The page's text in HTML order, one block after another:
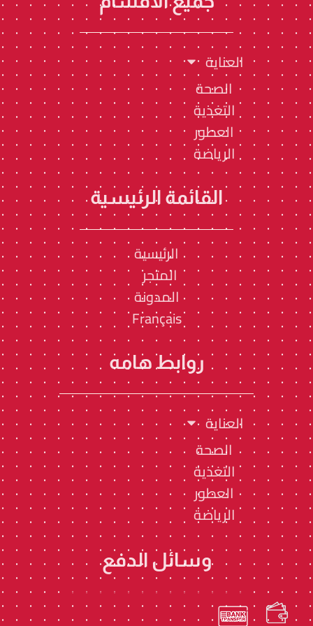
.
.
.
العناية
الصحة
التغذية
العطور
الرياضة
القائمة الرئيسية
الرئيسية
المتجر
المدونة
Français
روابط هامه
العناية
الصحة
التغذية
العطور
الرياضة
وسائل الدفع